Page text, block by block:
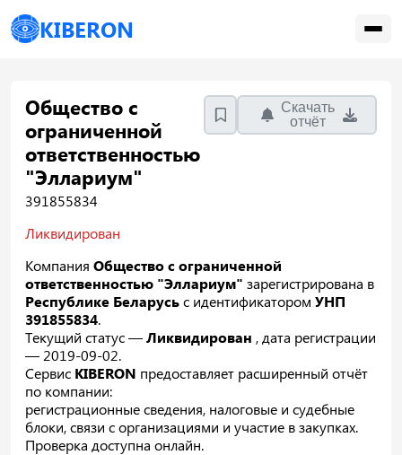
KIBERON
Общество с
ограниченной
ответственностью
"Эллариум"
391855834
Скачать
отчёт
Ликвидирован
Компания Общество с ограниченной
ответственностью "Эллариум" зарегистрирована в
Республике Беларусьс идентификатором УНП
391855834.
Текущий статус —Ликвидирован , дата регистрации
— 2019-09-02.
Сервис KIBERON предоставляет расширенный отчёт
по компании:
регистрационные сведения, налоговые и судебные
блоки, связи с организациями и участие в закупках.
Проверка доступна онлайн.